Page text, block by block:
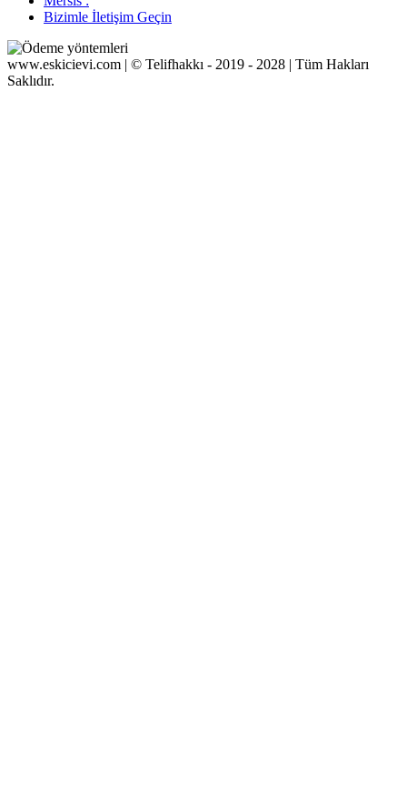
Bizimle İletişim Geçin
www.eskicievi.com | © Telifhakkı - 2019 - 2028 | Tüm Hakları
Saklıdır.